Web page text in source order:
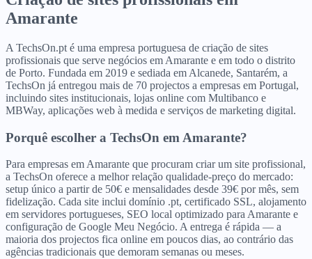
Amarante
A TechsOn.pt é uma empresa portuguesa de criação de sites
profissionais que serve negócios em Amarante e em todo o distrito
de Porto. Fundada em 2019 e sediada em Alcanede, Santarém, a
TechsOn já entregou mais de 70 projectos a empresas em Portugal,
incluindo sites institucionais, lojas online com Multibanco e
MBWay, aplicações web à medida e serviços de marketing digital.
Porquê escolher a TechsOn em Amarante?
Para empresas em Amarante que procuram criar um site profissional,
a TechsOn oferece a melhor relação qualidade-preço do mercado:
setup único a partir de 50€ e mensalidades desde 39€ por mês, sem
fidelização. Cada site inclui domínio .pt, certificado SSL, alojamento
em servidores portugueses, SEO local optimizado para Amarante e
configuração de Google Meu Negócio. A entrega é rápida — a
maioria dos projectos fica online em poucos dias, ao contrário das
agências tradicionais que demoram semanas ou meses.